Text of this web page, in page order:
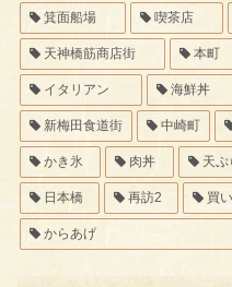
箕面船場 喫茶店
天神橋筋商店街 本町
イタリアン 海鮮丼
新梅田食道街 中崎町
かき氷 肉丼 天ぷ
日本橋 再訪2 買
からあげ